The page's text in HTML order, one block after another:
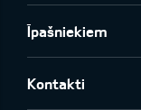
Īpašniekiem
Kontakti